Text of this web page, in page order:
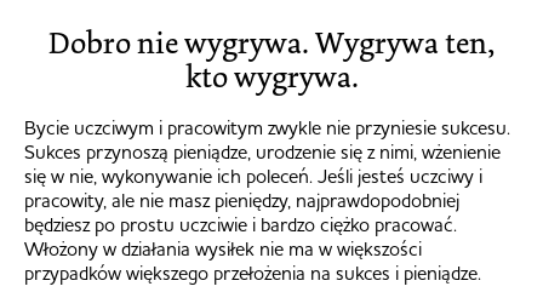
Dobro nie wygrywa. Wygrywa ten,
kto wygrywa.
Bycie uczciwym i pracowitym zwykle nie przyniesie sukcesu.
Sukces przynoszą pieniądze, urodzenie się z nimi, wżenienie
się w nie, wykonywanie ich poleceń. Jeśli jesteś uczciwy i
pracowity, ale nie masz pieniędzy, najprawdopodobniej
będziesz po prostu uczciwie i bardzo ciężko pracować.
Włożony w działania wysiłek nie ma w większości
przypadków większego przełożenia na sukces i pieniądze.